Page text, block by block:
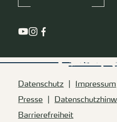
Datenschutz Impressum
Presse
Barrierefreiheit